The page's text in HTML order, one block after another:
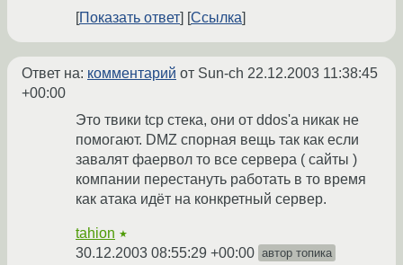
Показать ответ
Ссылка
Ответ на: комментарий от Sun-ch 22.12.2003 11:38:45
+00:00
Это твики tcp стека, они от ddos'a никак не
помогают. DMZ спорная вещь так как если
завалят фаервол то все сервера ( сайты )
компании перестануть работать в то время
как атака идёт на конкретный сервер.
tahion ★
30.12.2003 08:55:29 +00:00 автор топика